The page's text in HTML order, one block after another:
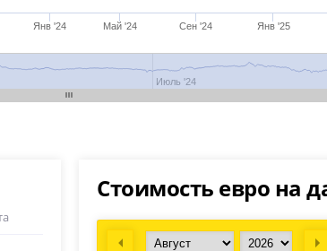
Янв '24 Май '24 Сен '24 Янв '25
Июль '24
Стоимость евро на